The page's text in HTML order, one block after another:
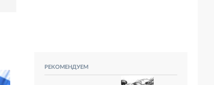
РЕКОМЕНДУЕМ